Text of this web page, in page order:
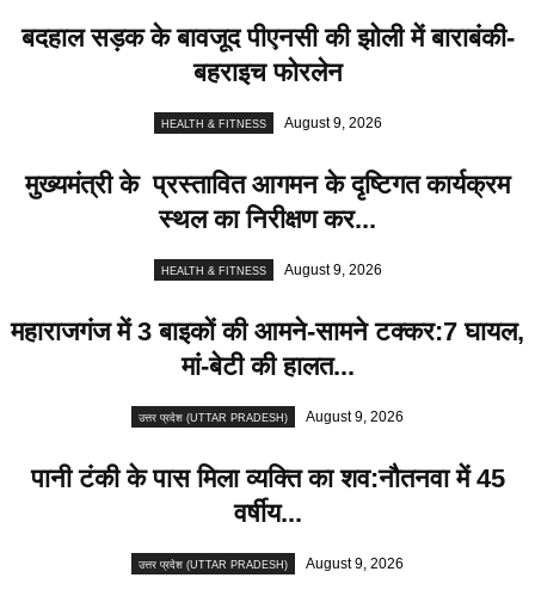
बदहाल सड़क के बावजूद पीएनसी की झोली में बाराबंकी-
बहराइच फोरलेन
HEALTH & FITNESS August 9, 2026
मुख्यमंत्री के प्रस्तावित आगमन के दृष्टिगत कार्यक्रम
स्थल का निरीक्षण कर...
HEALTH & FITNESS August 9, 2026
महाराजगंज में 3 बाइकों की आमने-सामने टक्कर:7 घायल,
मां-बेटी की हालत...
उत्तर प्रदेश (UTTAR PRADESH) August 9, 2026
पानी टंकी के पास मिला व्यक्ति का शव:नौतनवा में 45
वर्षीय...
उत्तर प्रदेश (UTTAR PRADESH) August 9, 2026